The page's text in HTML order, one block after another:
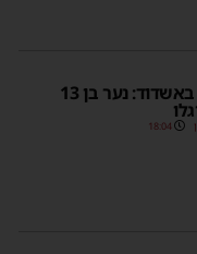
אלימות באשדוד: נער בן 13
18:04